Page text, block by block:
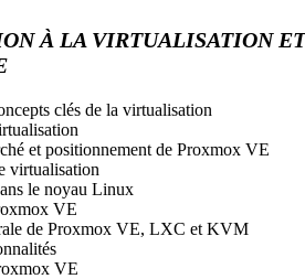
À LA VIRTUALISATION ET
clés de la virtualisation
et positionnement de Proxmox VE
virtualisation
le noyau Linux
VE
de Proxmox VE, LXC et KVM
VE